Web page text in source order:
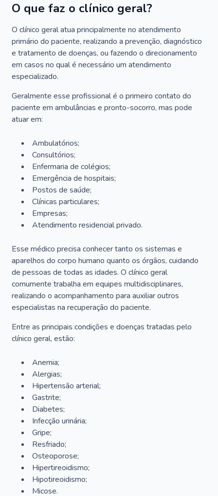
O que faz o clínico geral?
O clínico geral atua principalmente no atendimento
primário do paciente, realizando a prevenção, diagnóstico
e tratamento de doenças, ou fazendo o direcionamento
em casos no qual é necessário um atendimento
especializado.
Geralmente esse profissional é o primeiro contato do
paciente em ambulâncias e pronto-socorro, mas pode
atuar em:
Ambulatórios;
Consultórios;
Enfermaria de colégios;
Emergência de hospitais;
Postos de saúde;
Clínicas particulares;
Empresas;
Atendimento residencial privado.
Esse médico precisa conhecer tanto os sistemas e
aparelhos do corpo humano quanto os órgãos, cuidando
de pessoas de todas as idades. O clínico geral
comumente trabalha em equipes multidisciplinares,
realizando o acompanhamento para auxiliar outros
especialistas na recuperação do paciente.
Entre as principais condições e doenças tratadas pelo
clínico geral, estão:
Anemia;
Alergias;
Hipertensão arterial;
Gastrite;
Diabetes;
Infecção urinária;
Gripe;
Resfriado;
Osteoporose;
Hipertireoidismo;
Hipotireoidismo;
Micose.